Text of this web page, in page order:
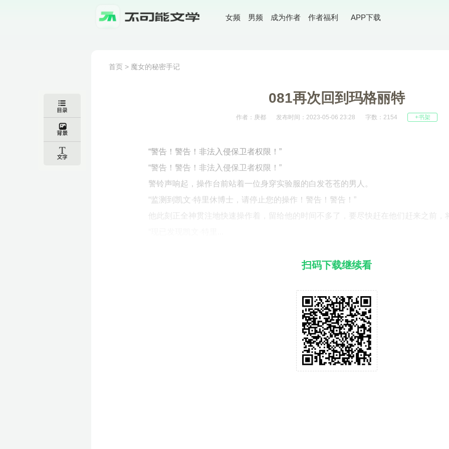
女频 男频 成为作者 作者福利 APP下载
首页 > 魔女的秘密手记
081再次回到玛格丽特
作者：庚都 发布时间：2023-05-06 23:28 字数：2154 +书架
“警告！警告！非法入侵保卫者权限！”
“警告！警告！非法入侵保卫者权限！”
警铃声响起，操作台前站着一位身穿实验服的白发苍苍的男人。
“监测到凯文·特里休博士，请停止您的操作！警告！警告！”
他此刻正全神贯注地快速操作着，留给他的时间不多了，要尽快赶在他们赶来之前，
扫码下载继续看